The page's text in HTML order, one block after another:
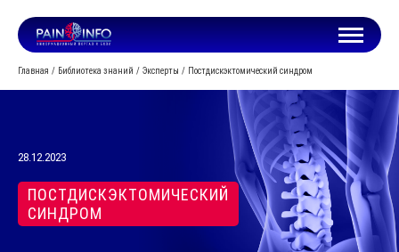
Главная Библиотека знаний Эксперты Постдискэктомический синдром
28.12.2023
ПОСТДИСКЭКТОМИЧЕСКИЙ
СИНДРОМ